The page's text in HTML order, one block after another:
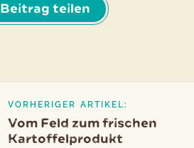
Beitrag teilen
VORHERIGER ARTIKEL:
Vom Feld zum frischen
Kartoffelprodukt